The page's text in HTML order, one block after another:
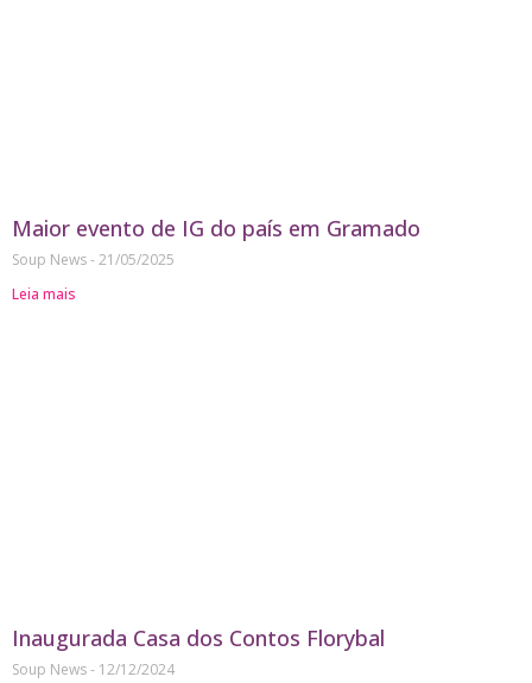
Maior evento de IG do país em Gramado
Soup News 21/05/2025
Leia mais
Inaugurada Casa dos Contos Florybal
Soup News
12/12/2024